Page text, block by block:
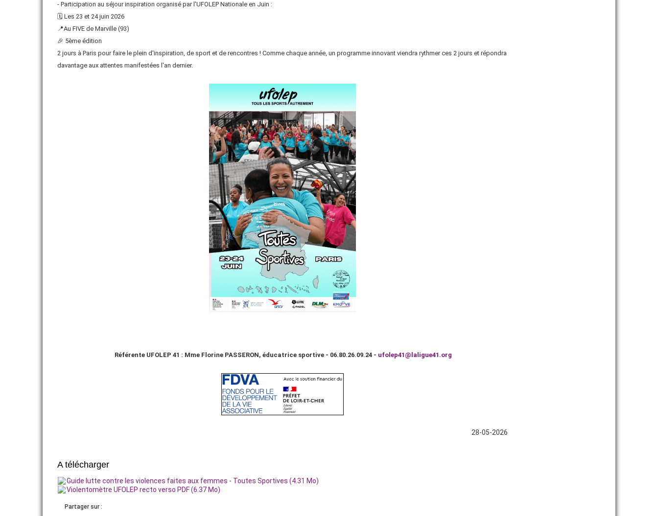
- Participation au séjour inspiration organisé par l'UFOLEP Nationale en Juin :
🗓️ Les 23 et 24 juin 2026
📍Au FIVE de Marville (93)
🎉 5ème édition
2 jours à Paris pour faire le plein d'inspiration, de sport et de rencontres ! Comme chaque année, un programme innovant viendra rythmer ces 2 jours et répondra
davantage aux attentes manifestées l'an dernier.
Référente UFOLEP 41 : Mme Florine PASSERON, éducatrice sportive - 06.80.26.09.24 - ufolep41@laligue41.org
28-05-2026
A télécharger
Guide lutte contre les violences faites aux femmes - Toutes Sportives (4.31 Mo)
Violentomètre UFOLEP recto verso PDF (6.37 Mo)
Partager sur :